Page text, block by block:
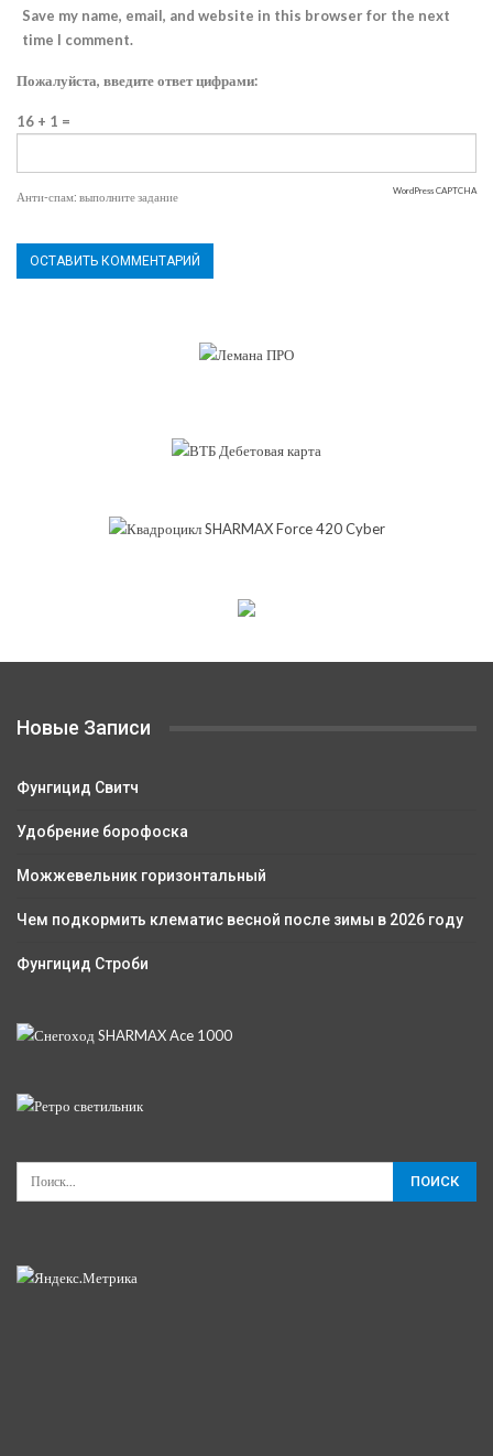
Save my name, email, and website in this browser for the next
time I comment.
Пожалуйста, введите ответ цифрами:
16 + 1 =
Анти-спам: выполните задание WordPress CAPTCHA
Новые Записи
Фунгицид Свитч
Удобрение борофоска
Можжевельник горизонтальный
Чем подкормить клематис весной после зимы в 2026 году
Фунгицид Строби